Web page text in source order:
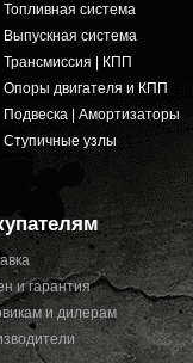
Топливная система
Выпускная система
Трансмиссия | КПП
Опоры двигателя и КПП
Подвеска | Амортизаторы
Ступичные узлы
и гарантия
и дилерам